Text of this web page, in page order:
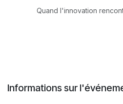
Quand l'innovation
Informations sur